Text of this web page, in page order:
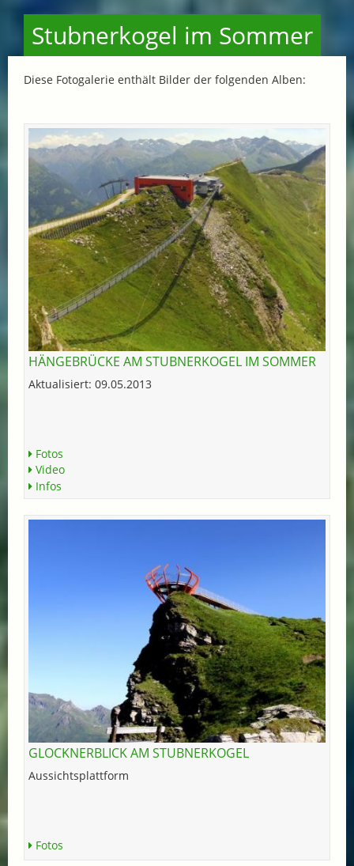
Stubnerkogel im Sommer
Diese Fotogalerie enthält Bilder der folgenden Alben:
HÄNGEBRÜCKE AM STUBNERKOGEL IM SOMMER
Aktualisiert: 09.05.2013
Fotos
Video
Infos
GLOCKNERBLICK AM STUBNERKOGEL
Aussichtsplattform
Fotos